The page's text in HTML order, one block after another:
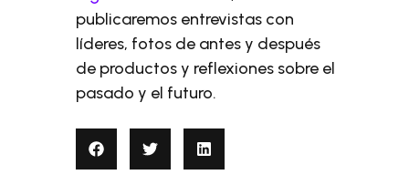
publicaremos entrevistas con
líderes, fotos de antes y después
de productos y reflexiones sobre el
pasado y el futuro.